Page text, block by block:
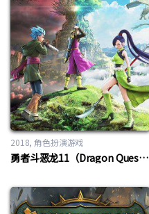
2018 角色扮演游戏
勇者斗恶龙11（Dragon Quest XI）